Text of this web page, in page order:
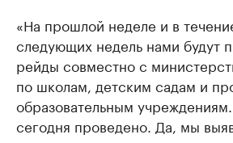
«На прошлой неделе и в
следующих недель нами будут
рейды совместно с
по школам, детским садам и
образовательным
сегодня проведено. Да, мы